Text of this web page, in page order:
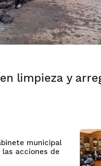
limpieza y
municipal
acciones de